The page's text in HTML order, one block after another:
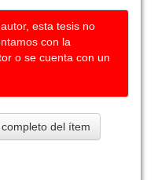
esta tesis no
con la
o se cuenta con un
del ítem